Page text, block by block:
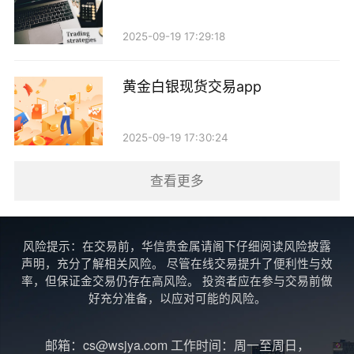
具，虽然它主要用于技术分析，但也与多家经纪商集
区功能著称，用户可以分享交易想法、分析和策略。它
的图表工具非常强大，支持多种技术指标，适合进行深
入的市场分析。TradingView的跨平台特性使得用户可
Thinkorswim是由美国著名经纪商TD Ameritrade推
出的一款全功能交易平台。它不仅支持现货黄金交易，
还包括股票、期权、期货等多种金融产品。
非常适合初学者。此外，其强大的图表分析和研究工具
2025-09-19 17:29:18
黄金白银现货交易app
2025-09-19 17:30:24
查看更多
风险提示：在交易前，华信贵金属请阁下仔细阅读风险披露
声明，充分了解相关风险。 尽管在线交易提升了便利性与效
率，但保证金交易仍存在高风险。 投资者应在参与交易前做
好充分准备，以应对可能的风险。
邮箱：cs@wsjya.com 工作时间：周一至周日，